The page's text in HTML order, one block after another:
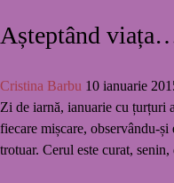
Așteptând
Cristina Barbu 10 ianuarie
Zi de iarnă, ianuarie cu țurțuri
fiecare mișcare, observându-
trotuar. Cerul este curat,